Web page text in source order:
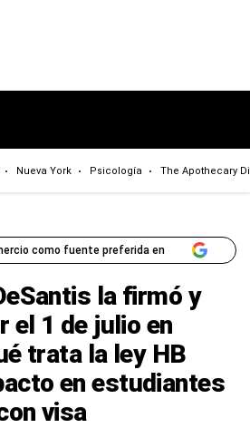
Nueva York Psicología The Apothecary
como fuente preferida en
la firmó y
el 1 de julio en
trata la ley HB
en estudiantes
visa